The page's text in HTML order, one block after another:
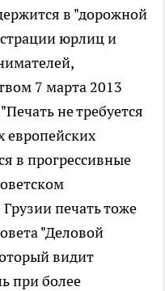
в "дорожной
юрлиц и
7 марта 2013
не требуется
европейских
в прогрессивные
печать тоже
"Деловой
видит
при более